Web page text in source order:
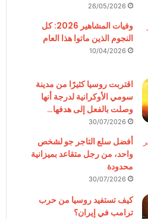
26/05/2026
وفيات المشاهير 2026: كل
النجوم الذين ماتوا هذا العام
10/04/2026
اقتربت روسيا كثيرًا من مدينة
سومي الأوكرانية لدرجة أنها
وصلت بالفعل إلى هدفها…
30/07/2026
أفضل سلع التاجر جو لشخص
واحد، من رجل متقاعد بميزانية
محدودة
30/07/2026
كيف تستفيد روسيا من حرب
ترامب في إيران؟